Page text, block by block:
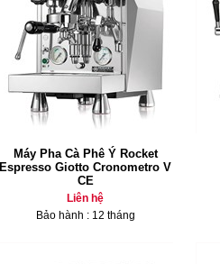
Máy Pha Cà Phê Ý Rocket
Espresso Giotto Cronometro V
CE
Liên hệ
Bảo hành : 12 tháng